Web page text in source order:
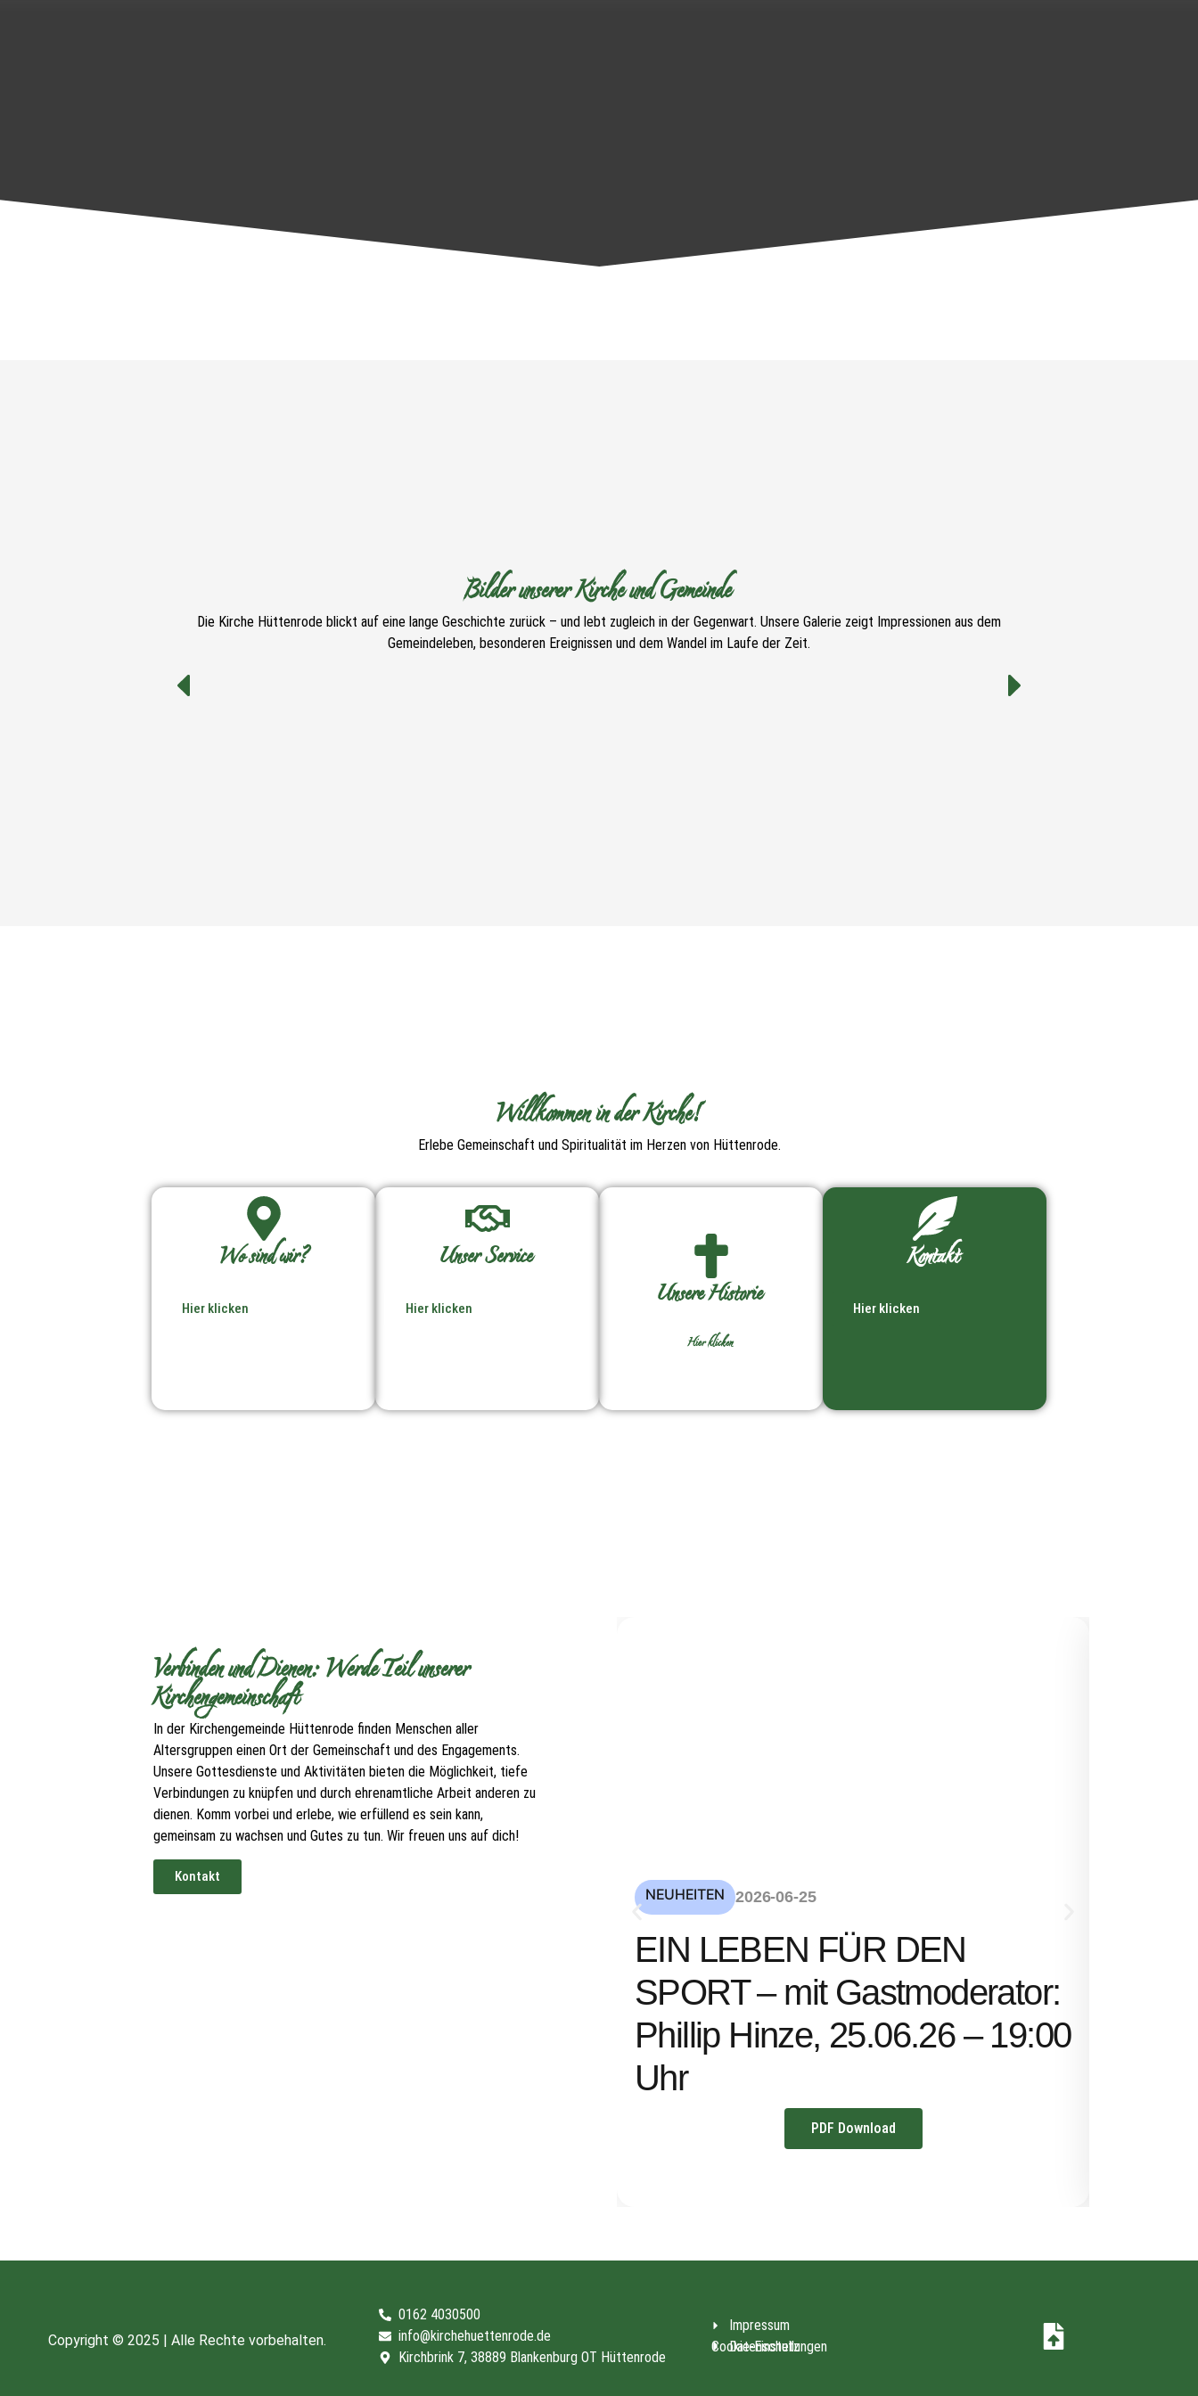
Bilder unserer Kirche und Gemeinde
Die Kirche Hüttenrode blickt auf eine lange Geschichte zurück – und lebt zugleich in der Gegenwart. Unsere Galerie zeigt Impressionen aus dem
Gemeindeleben, besonderen Ereignissen und dem Wandel im Laufe der Zeit.
Willkommen in der Kirche!
Erlebe Gemeinschaft und Spiritualität im Herzen von Hüttenrode.
Wo sind wir?
Hier klicken
Unser Service
Hier klicken Unsere Historie
Hier klicken
Kontakt
Hier klicken
Verbinden und Dienen: Werde Teil unserer
Kirchengemeinschaft
In der Kirchengemeinde Hüttenrode finden Menschen aller
Altersgruppen einen Ort der Gemeinschaft und des Engagements.
Unsere Gottesdienste und Aktivitäten bieten die Möglichkeit, tiefe
Verbindungen zu knüpfen und durch ehrenamtliche Arbeit anderen zu
dienen. Komm vorbei und erlebe, wie erfüllend es sein kann,
gemeinsam zu wachsen und Gutes zu tun. Wir freuen uns auf dich!
Kontakt
NEUHEITEN 2026-06-25
EIN LEBEN FÜR DEN
SPORT – mit Gastmoderator:
Phillip Hinze, 25.06.26 – 19:00
Uhr
PDF Download
Copyright © 2025 | Alle Rechte vorbehalten.
0162 4030500
info@kirchehuettenrode.de
Kirchbrink 7, 38889 Blankenburg OT Hüttenrode
Impressum
Datenschutz
Cookie-Einstellungen